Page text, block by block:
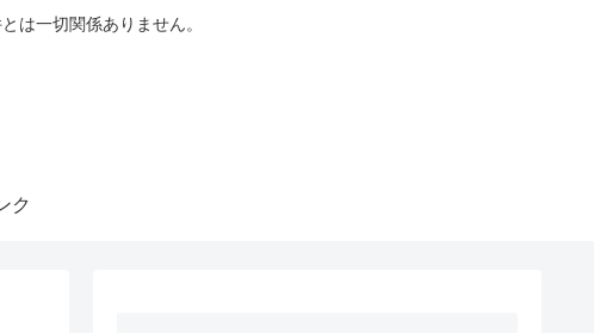
は一切関係ありません。
ク